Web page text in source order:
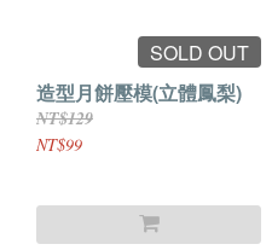
SOLD OUT
造型月餅壓模(立體鳳梨)
NT$129
NT$99